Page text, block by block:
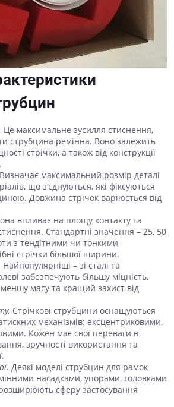
Це максимальне зусилля стиснення,
струбцина ремінна. Воно залежить
стрічки, а також від конструкції
Визначає максимальний розмір деталі
що з'єднуються, які фіксуються
Довжина стрічок варіюється від
впливає на площу контакту та
Стандартні значення – 25, 50
з тендітними чи тонкими
стрічки більшої ширини.
Найпопулярніші – зі сталі та
забезпечують більшу міцність,
меншу масу та кращий захист від
Стрічкові струбцини оснащуються
механізмів: ексцентриковими,
Кожен має свої переваги в
зручності використання та
Деякі моделі струбцин для рамок
насадками, упорами, головками
сферу застосування